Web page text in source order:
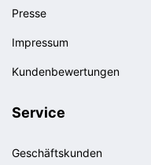
Presse
Impressum
Kundenbewertungen
Service
Geschäftskunden